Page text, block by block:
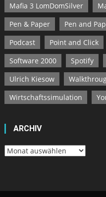
Mafia 3 LomDomSilver
Pen & Paper
Pen and
Podcast
Point and Click
Software 2000
Spotify
Ulrich Kiesow
Wirtschaftssimulation
ARCHIV
Archiv